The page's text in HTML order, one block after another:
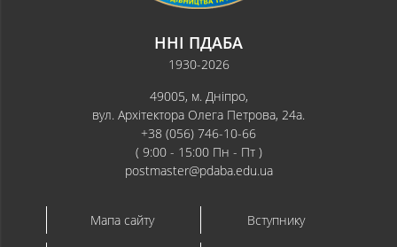
ННІ ПДАБА
1930-2026
49005, м. Дніпро,
вул. Архітектора Олега Петрова, 24а.
+38 (056) 746-10-66
( 9:00 - 15:00 Пн - Пт )
postmaster@pdaba.edu.ua
Мапа сайту Вступнику